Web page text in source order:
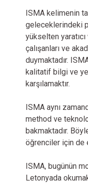
ISMA kelimenin
geleceklerindeki
yükselten
çalışanları ve
duymaktadır.
kalitatif bilgi ve
karşılamaktır.
ISMA aynı
method ve
bakmaktadır.
öğrenciler için de
ISMA, bugünün
Letonyada